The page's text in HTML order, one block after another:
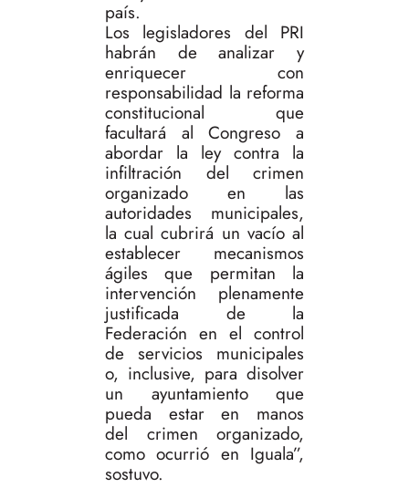
país.
Los legisladores del PRI
habrán de analizar y
enriquecer con
responsabilidad la reforma
constitucional que
facultará al Congreso a
abordar la ley contra la
infiltración del crimen
organizado en las
autoridades municipales,
la cual cubrirá un vacío al
establecer mecanismos
ágiles que permitan la
intervención plenamente
justificada de la
Federación en el control
de servicios municipales
o, inclusive, para disolver
un ayuntamiento que
pueda estar en manos
del crimen organizado,
como ocurrió en Iguala”,
sostuvo.